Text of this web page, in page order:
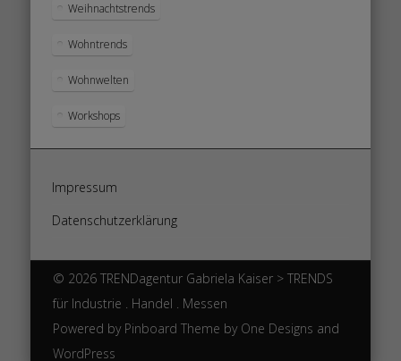
Weihnachtstrends
Wohntrends
Wohnwelten
Workshops
Impressum
Datenschutzerklärung
© 2026 TRENDagentur Gabriela Kaiser > TRENDS
für Industrie . Handel . Messen
Powered by Pinboard Theme by One Designs and
WordPress